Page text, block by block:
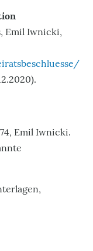
Emil Iwnicki,
Emil Iwnicki.